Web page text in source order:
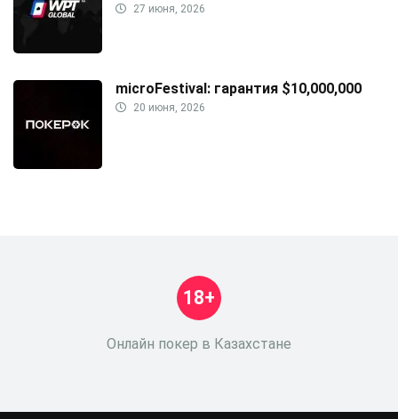
27 июня, 2026
microFestival: гарантия $10,000,000
20 июня, 2026
Онлайн покер в Казахстане
18+